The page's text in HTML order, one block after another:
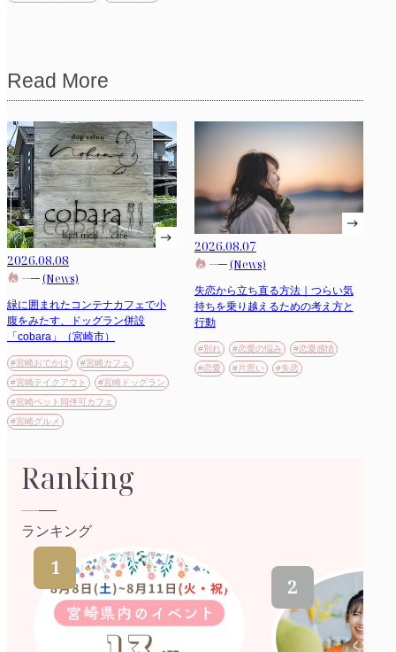
Read More
2026.08.08
(News)
緑に囲まれたコンテナカフェで小
腹をみたす、ドッグラン併設
「cobara」（宮崎市）
#宮崎おでかけ
#宮崎カフェ
#宮崎テイクアウト
#宮崎ドッグラン
#宮崎ペット同伴可カフェ
#宮崎グルメ
2026.08.07
(News)
失恋から立ち直る方法｜つらい気
持ちを乗り越えるための考え方と
行動
#別れ #恋愛の悩み
#恋愛感情
#恋愛
#片思い #失恋
Ranking
ランキング